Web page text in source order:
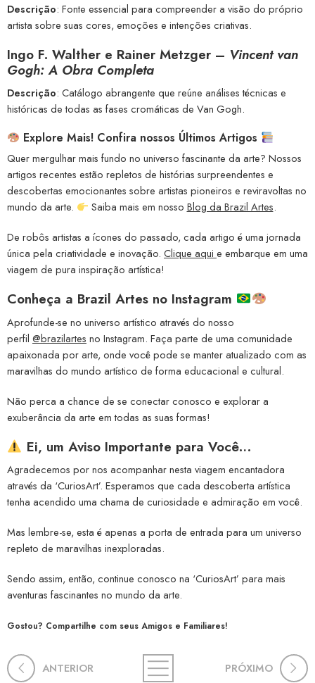
Descrição: Fonte essencial para compreender a visão do próprio
artista sobre suas cores, emoções e intenções criativas.
Ingo F. Walther e Rainer Metzger – Vincent van
Gogh: A Obra Completa
Descrição: Catálogo abrangente que reúne análises técnicas e
históricas de todas as fases cromáticas de Van Gogh.
Explore Mais! Confira nossos Últimos Artigos
Quer mergulhar mais fundo no universo fascinante da arte? Nossos
artigos recentes estão repletos de histórias surpreendentes e
descobertas emocionantes sobre artistas pioneiros e reviravoltas no
mundo da arte.
Saiba mais em nosso Blog da Brazil Artes.
De robôs artistas a ícones do passado, cada artigo é uma jornada
única pela criatividade e inovação. Clique aqui e embarque em uma
viagem de pura inspiração artística!
Conheça a Brazil Artes no Instagram
Aprofunde-se no universo artístico através do nosso
perfil @brazilartes no Instagram. Faça parte de uma comunidade
apaixonada por arte, onde você pode se manter atualizado com as
maravilhas do mundo artístico de forma educacional e cultural.
Não perca a chance de se conectar conosco e explorar a
exuberância da arte em todas as suas formas!
Ei, um Aviso Importante para Você…
Agradecemos por nos acompanhar nesta viagem encantadora
através da ‘CuriosArt’. Esperamos que cada descoberta artística
tenha acendido uma chama de curiosidade e admiração em você.
Mas lembre-se, esta é apenas a porta de entrada para um universo
repleto de maravilhas inexploradas.
Sendo assim, então, continue conosco na ‘CuriosArt’ para mais
aventuras fascinantes no mundo da arte.
Gostou? Compartilhe com seus Amigos e Familiares!
ANTERIOR PRÓXIMO